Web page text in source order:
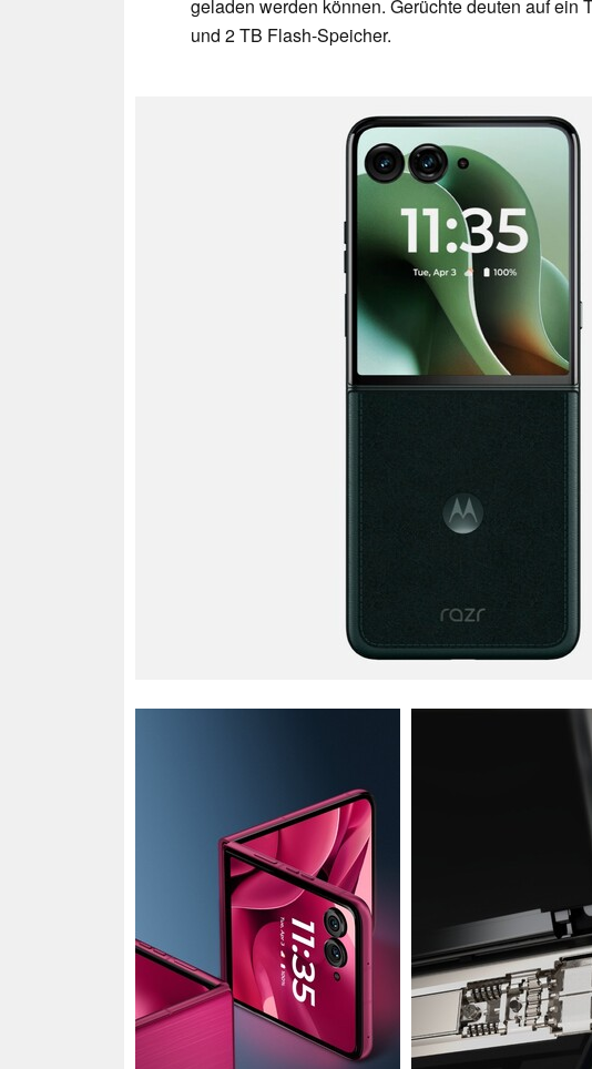
geladen werden können. Gerüchte deuten auf ein
und 2 TB Flash-Speicher.